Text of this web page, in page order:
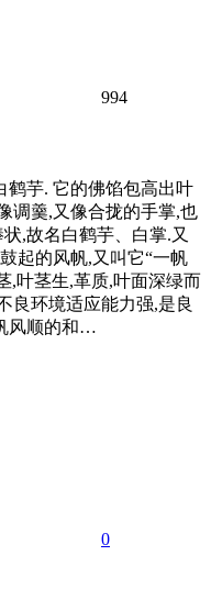
994
鹤芋. 它的佛馅包高出叶
调羹,又像合拢的手掌,也
,故名白鹤芋、白掌.又
起的风帆,又叫它“一帆
,叶茎生,革质,叶面深绿而
良环境适应能力强,是良
风顺的和…
0